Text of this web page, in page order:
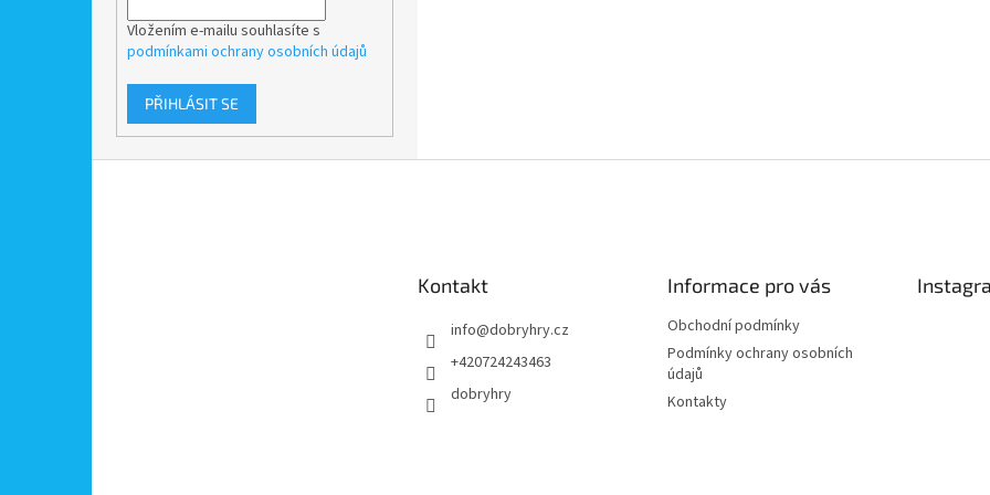
Vložením e-mailu souhlasíte s
podmínkami ochrany osobních údajů
PŘIHLÁSIT SE
Kontakt
info@dobryhry.cz
+420724243463
dobryhry
Informace pro vás
Obchodní podmínky
Podmínky ochrany osobních
údajů
Kontakty